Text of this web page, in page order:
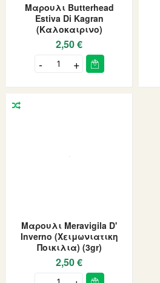
Μαρουλι Butterhead
Estiva Di Kagran
(Καλοκαιρινο)
2,50 €
Μαρουλι Meravigila D'
Inverno (Χειμωνιατικη
Ποικιλια) (3gr)
2,50 €